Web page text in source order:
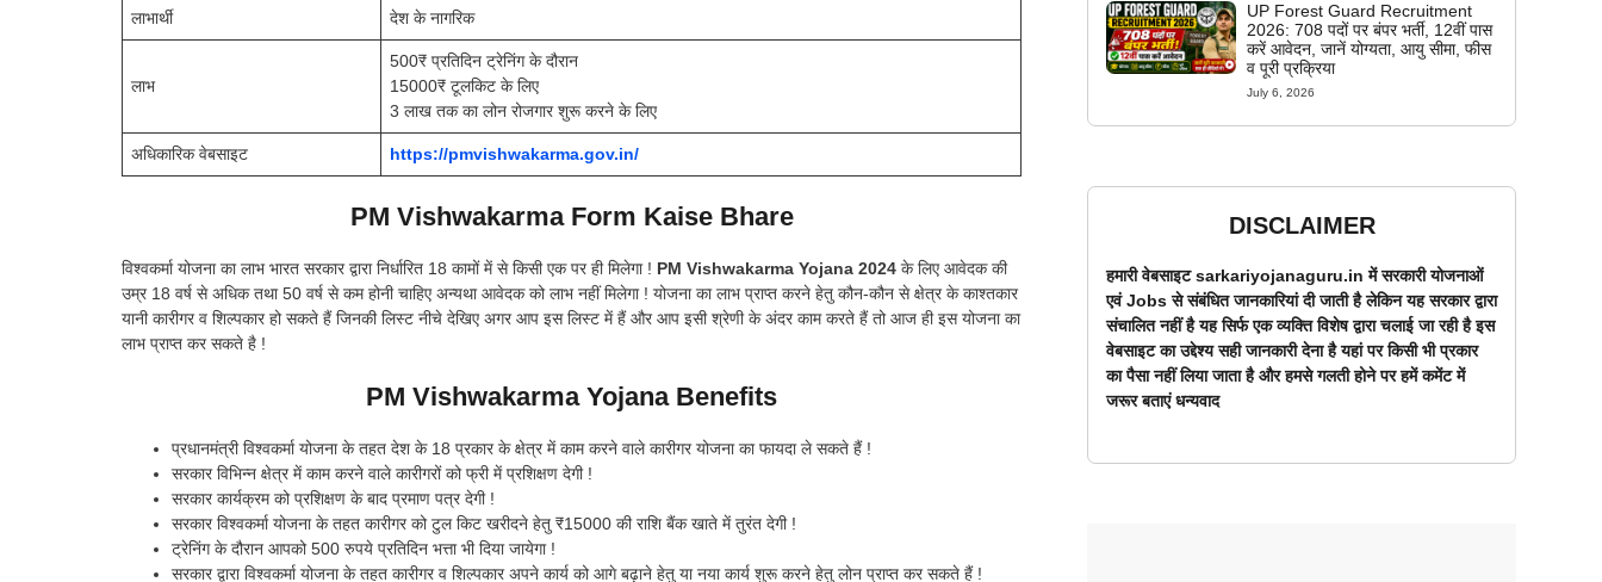
लाभार्थी देश के नागरिक
लाभ
500₹ प्रतिदिन ट्रेनिंग के दौरान
15000₹ टूलकिट के लिए
3 लाख तक का लोन रोजगार शुरू करने के लिए
अधिकारिक वेबसाइट https://pmvishwakarma.gov.in/
PM Vishwakarma Form Kaise Bhare
विश्वकर्मा योजना का लाभ भारत सरकार द्वारा निर्धारित 18 कामों में से किसी एक पर ही मिलेगा ! PM Vishwakarma Yojana 2024 के लिए आवेदक की
उम्र 18 वर्ष से अधिक तथा 50 वर्ष से कम होनी चाहिए अन्यथा आवेदक को लाभ नहीं मिलेगा ! योजना का लाभ प्राप्त करने हेतु कौन-कौन से क्षेत्र के काश्तकार
यानी कारीगर व शिल्पकार हो सकते हैं जिनकी लिस्ट नीचे देखिए अगर आप इस लिस्ट में हैं और आप इसी श्रेणी के अंदर काम करते हैं तो आज ही इस योजना का
लाभ प्राप्त कर सकते है !
PM Vishwakarma Yojana Benefits
प्रधानमंत्री विश्वकर्मा योजना के तहत देश के 18 प्रकार के क्षेत्र में काम करने वाले कारीगर योजना का फायदा ले सकते हैं !
सरकार विभिन्न क्षेत्र में काम करने वाले कारीगरों को फ्री में प्रशिक्षण देगी !
सरकार कार्यक्रम को प्रशिक्षण के बाद प्रमाण पत्र देगी !
सरकार विश्वकर्मा योजना के तहत कारीगर को टुल किट खरीदने हेतु ₹15000 की राशि बैंक खाते में तुरंत देगी !
ट्रेनिंग के दौरान आपको 500 रुपये प्रतिदिन भत्ता भी दिया जायेगा !
सरकार द्वारा विश्वकर्मा योजना के तहत कारीगर व शिल्पकार अपने कार्य को आगे बढ़ाने हेतु या नया कार्य शुरू करने हेतु लोन प्राप्त कर सकते हैं !
UP Forest Guard Recruitment
2026: 708 पदों पर बंपर भर्ती, 12वीं पास
करें आवेदन, जानें योग्यता, आयु सीमा, फीस
व पूरी प्रक्रिया
July 6, 2026
DISCLAIMER
हमारी वेबसाइट sarkariyojanaguru.in में सरकारी योजनाओं
एवं Jobs से संबंधित जानकारियां दी जाती है लेकिन यह सरकार द्वारा
संचालित नहीं है यह सिर्फ एक व्यक्ति विशेष द्वारा चलाई जा रही है इस
वेबसाइट का उद्देश्य सही जानकारी देना है यहां पर किसी भी प्रकार
का पैसा नहीं लिया जाता है और हमसे गलती होने पर हमें कमेंट में
जरूर बताएं धन्यवाद